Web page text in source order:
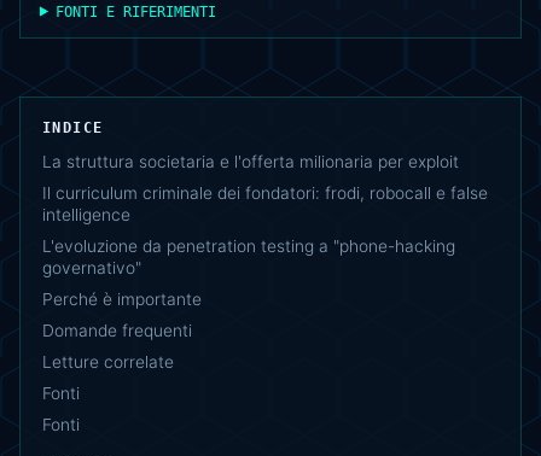
FONTI E RIFERIMENTI
INDICE
La struttura societaria e l'offerta milionaria per exploit
Il curriculum criminale dei fondatori: frodi, robocall e false
intelligence
L'evoluzione da penetration testing a "phone-hacking
governativo"
Perché è importante
Domande frequenti
Letture correlate
Fonti
Fonti